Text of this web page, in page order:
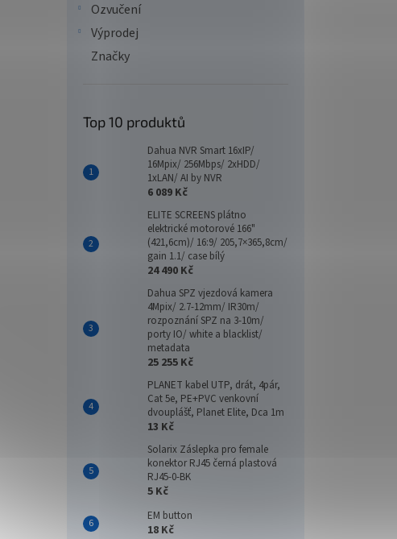
Ozvučení
Výprodej
Značky
Top 10 produktů
Dahua NVR Smart 16xIP/
16Mpix/ 256Mbps/ 2xHDD/
1xLAN/ AI by NVR
6 089 Kč
ELITE SCREENS plátno
elektrické motorové 166"
(421,6cm)/ 16:9/ 205,7×365,8cm/
gain 1.1/ case bílý
24 490 Kč
Dahua SPZ vjezdová kamera
4Mpix/ 2.7-12mm/ IR30m/
rozpoznání SPZ na 3-10m/
porty IO/ white a blacklist/
metadata
25 255 Kč
PLANET kabel UTP, drát, 4pár,
Cat 5e, PE+PVC venkovní
dvouplášť, Planet Elite, Dca 1m
13 Kč
Solarix Záslepka pro female
konektor RJ45 černá plastová
RJ45-0-BK
5 Kč
EM button
18 Kč